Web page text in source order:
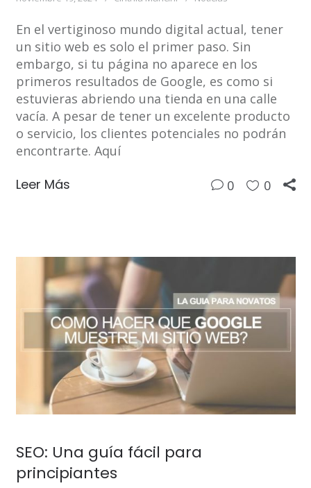
En el vertiginoso mundo digital actual, tener
un sitio web es solo el primer paso. Sin
embargo, si tu página no aparece en los
primeros resultados de Google, es como si
estuvieras abriendo una tienda en una calle
vacía. A pesar de tener un excelente producto
o servicio, los clientes potenciales no podrán
encontrarte. Aquí
Leer Más 0 0
SEO: Una guía fácil para
principiantes